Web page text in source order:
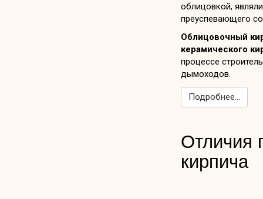
облицовкой,
преуспевающего
Облицовочный
керамического
процессе
дымоходов.
Подробнее...
Отличия
кирпича